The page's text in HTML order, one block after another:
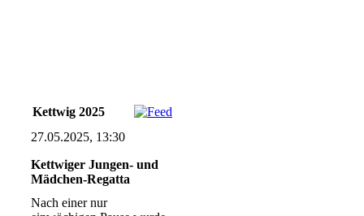
Kettwig 2025
27.05.2025, 13:30
Kettwiger Jungen- und
Mädchen-Regatta
Nach einer nur